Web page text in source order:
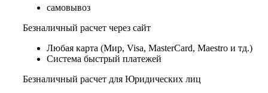
самовывоз
Безналичный расчет через сайт
Любая карта (Мир, Visa, MasterCard, Maestro и тд.)
Система быстрый платежей
Безналичный расчет для Юридических лиц